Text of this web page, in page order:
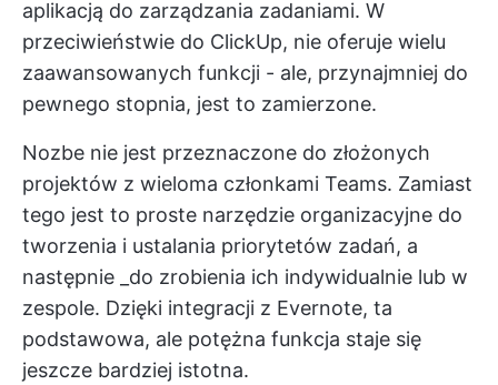
aplikacją do zarządzania zadaniami. W
przeciwieństwie do ClickUp, nie oferuje wielu
zaawansowanych funkcji - ale, przynajmniej do
pewnego stopnia, jest to zamierzone.
Nozbe nie jest przeznaczone do złożonych
projektów z wieloma członkami Teams. Zamiast
tego jest to proste narzędzie organizacyjne do
tworzenia i ustalania priorytetów zadań, a
następnie _do zrobienia ich indywidualnie lub w
zespole. Dzięki integracji z Evernote, ta
podstawowa, ale potężna funkcja staje się
jeszcze bardziej istotna.